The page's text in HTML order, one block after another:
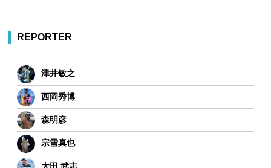
REPORTER
津井敏之
西岡秀博
森明彦
宗雪真也
太田 武志